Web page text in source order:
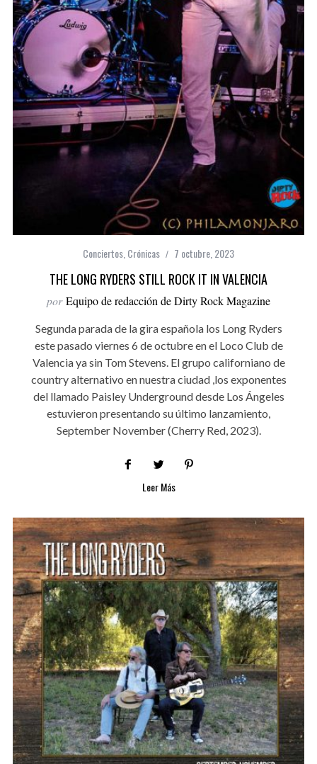
Conciertos,Crónicas 7 octubre, 2023
THE LONG RYDERS STILL ROCK IT IN VALENCIA
por Equipo de redacción de Dirty Rock Magazine
Segunda parada de la gira española los Long Ryders
este pasado viernes 6 de octubre en el Loco Club de
Valencia ya sin Tom Stevens. El grupo californiano de
country alternativo en nuestra ciudad ,los exponentes
del llamado Paisley Underground desde Los Ángeles
estuvieron presentando su último lanzamiento,
September November (Cherry Red, 2023).
Leer Más